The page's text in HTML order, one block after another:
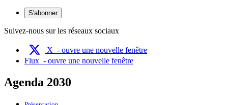
S'abonner
Suivez-nous sur les réseaux sociaux
X - ouvre une nouvelle fenêtre
Flux - ouvre une nouvelle fenêtre
Agenda 2030